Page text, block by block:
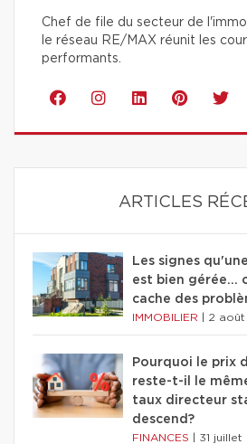
Chef de file du secteur de
le réseau RE/MAX réunit les
performants.
ARTICLES
Les signes
est bien gérée…
cache des
IMMOBILIER 2
Pourquoi le prix
reste-t-il le
taux directeur
descend?
FINANCES 31 juillet